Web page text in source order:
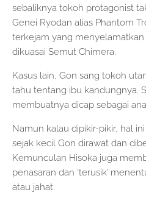
sebaliknya tokoh protagonist
Genei Ryodan alias Phantom
terkejam yang
dikuasai Semut Chimera.
Kasus lain, Gon sang tokoh
tahu tentang ibu kandungnya.
membuatnya dicap sebagai
Namun kalau dipikir-pikir, hal
sejak kecil Gon dirawat dan
Kemunculan Hisoka juga
penasaran dan ‘terusik’
atau jahat.